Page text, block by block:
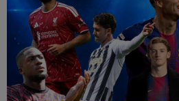
13:20 EXCLUSIV
Sepsi a făcut
Cosmin Matei: "Nu are voie nici la
13:06 EXCLUSIV
"Încă nu am
a făcut anunțul despre noul antrenor
12:54
A plecat de la Rapid, a dat